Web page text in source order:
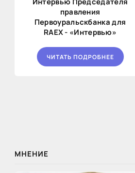
правления
Первоуральскбанка для
RAEX - «Интервью»
ЧИТАТЬ ПОДРОБНЕЕ
МНЕНИЕ